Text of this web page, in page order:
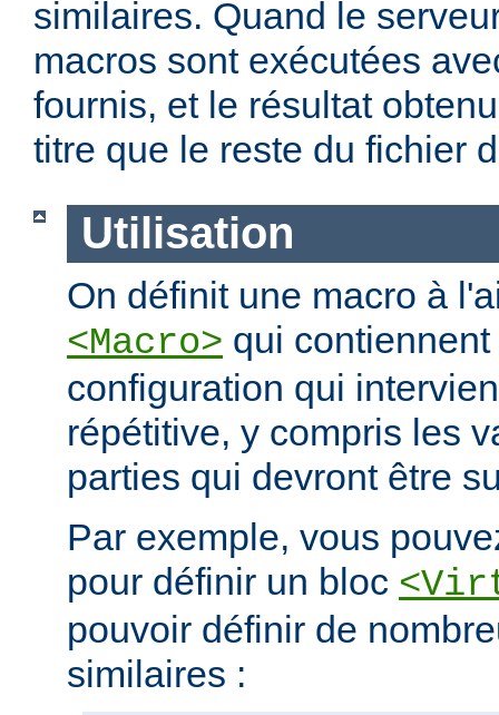
similaires. Quand le
macros sont exécutées
fournis, et le résultat
titre que le reste du fichier
Utilisation
On définit une macro à
<Macro> qui
configuration qui
répétitive, y compris les
parties qui devront être
Par exemple, vous
pour définir un bloc
pouvoir définir de
similaires :